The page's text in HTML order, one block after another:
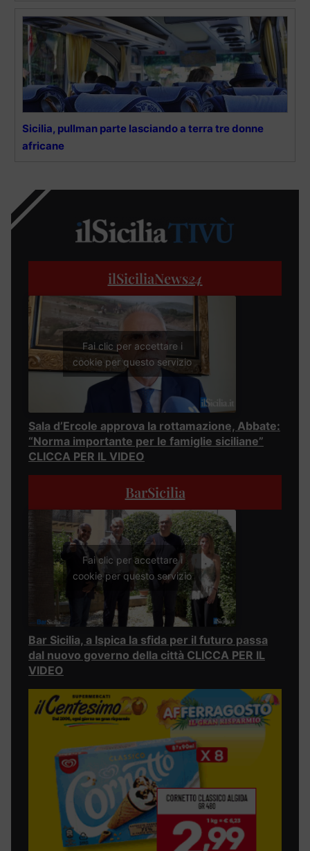
Sicilia, pullman parte lasciando a terra tre donne
africane
ilSiciliaNews24
Fai clic per accettare i
cookie per questo servizio
Sala d’Ercole approva la rottamazione, Abbate:
“Norma importante per le famiglie siciliane”
CLICCA PER IL VIDEO
BarSicilia
Fai clic per accettare i
cookie per questo servizio
Bar Sicilia, a Ispica la sfida per il futuro passa
dal nuovo governo della città CLICCA PER IL
VIDEO